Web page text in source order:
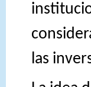
las